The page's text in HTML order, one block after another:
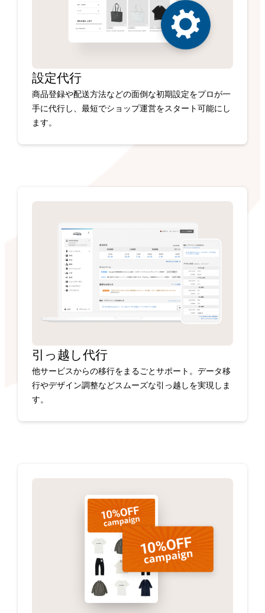
設定代行
商品登録や配送方法などの面倒な初期設定をプロが一
手に代行し、最短でショップ運営をスタート可能にし
ます。
引っ越し代行
他サービスからの移行をまるごとサポート。データ移
行やデザイン調整などスムーズな引っ越しを実現しま
す。